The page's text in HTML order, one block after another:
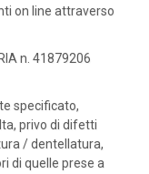
on line attraverso
n. 41879206
specificato,
privo di difetti
/ dentellatura,
di quelle prese a